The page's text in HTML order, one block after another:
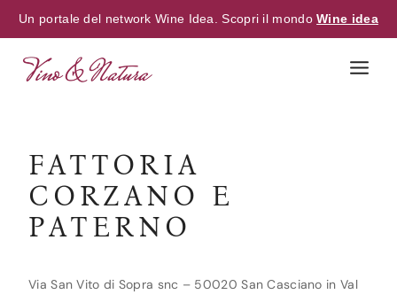
Un portale del network Wine Idea. Scopri il mondoWine idea
FATTORIA
CORZANO E
PATERNO
Via San Vito di Sopra snc – 50020 San Casciano in Val